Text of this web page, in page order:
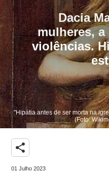
Dacia
mulheres, a
violências.
"Hipátia antes de ser morta na
(Foto:
share
01 Julho 2023